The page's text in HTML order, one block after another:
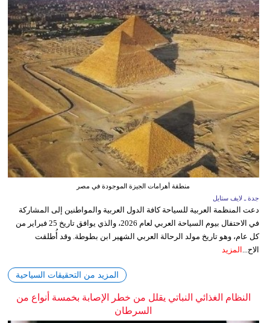
منطقة أهرامات الجيزة الموجودة في مصر
جدة ـ لايف ستايل
دعت المنظمة العربية للسياحة كافة الدول العربية والمواطنين إلى المشاركة
في الاحتفال بيوم السياحة العربي لعام 2026، والذي يوافق تاريخ 25 فبراير من
كل عام، وهو تاريخ مولد الرحالة العربي الشهير ابن بطوطة. وقد أُطلقت
الاح... المزيد
المزيد من التحقيقات السياحية
النظام الغذائي النباتي يقلل من خطر الإصابة بخمسة أنواع من
السرطان